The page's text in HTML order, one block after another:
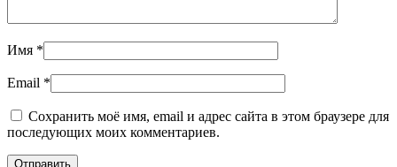
Имя *
Email *
Сохранить моё имя, email и адрес сайта в этом браузере для
последующих моих комментариев.